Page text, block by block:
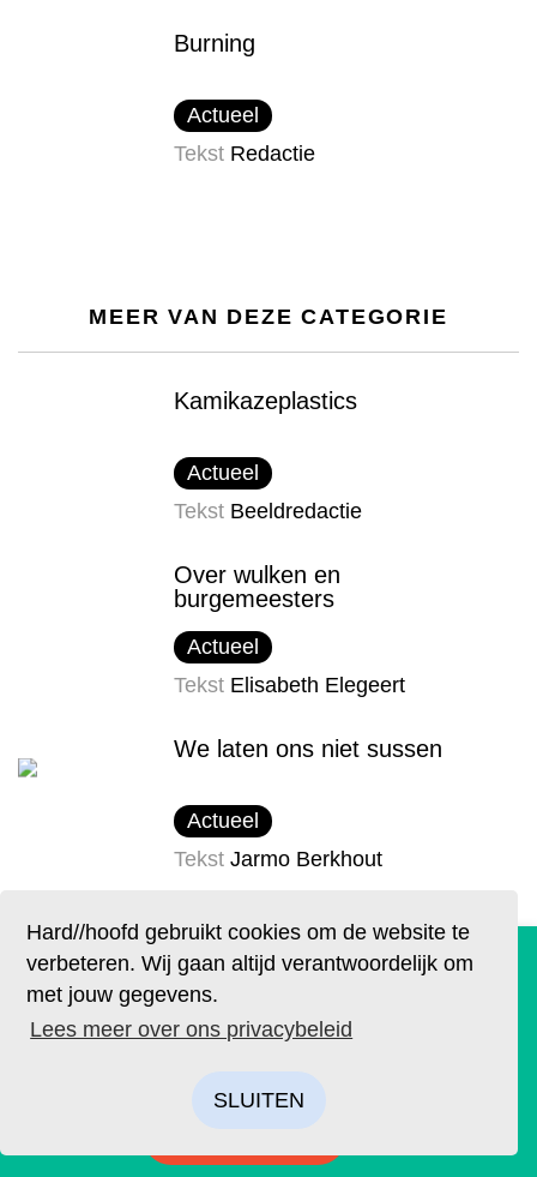
Hard//hoofd gebruikt cookies om de website te
verbeteren. Wij gaan altijd verantwoordelijk om
met jouw gegevens.
Lees meer over ons privacybeleid
SLUITEN
Burning
Actueel
Tekst Redactie
MEER VAN DEZE CATEGORIE
Kamikazeplastics
Actueel
Tekst Beeldredactie
Over wulken en
burgemeesters
Actueel
Tekst Elisabeth Elegeert
We laten ons niet sussen
Actueel
Tekst Jarmo Berkhout
MEER VAN DEZE AUTEUR
Kijk slechte televisie
Literair
De geruchten zijn waar. Lees Hard//hoofd nu ook op
papier!
Bestel op tijd je eigen exemplaar van de eerste editie, met
als thema: ‘Ik’. We hebben drie covers ontworpen. Kies je